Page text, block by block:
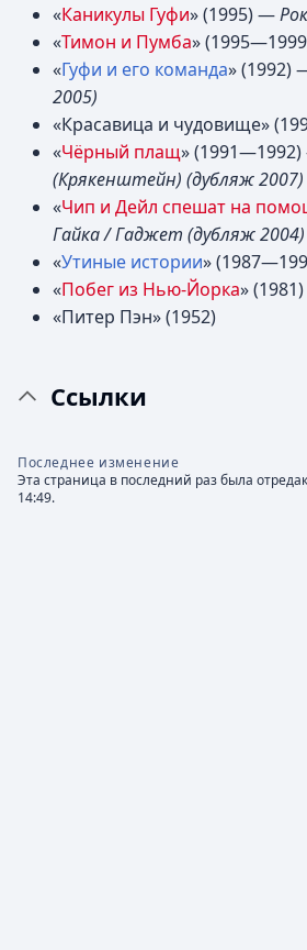
«Каникулы Гуфи» (1995) —
«Тимон и Пумба»
«Гуфи и его команда» (1992)
2005)
«Красавица и чудовище»
«Чёрный плащ»
(Крякенштейн) (дубляж 2007)
«Чип и Дейл спешат на
Гайка / Гаджет (дубляж 2004)
«Утиные истории»
«Побег из Нью-Йорка»
«Питер Пэн» (1952)
Ссылки
Последнее изменение
Эта страница в последний раз была
14:49.